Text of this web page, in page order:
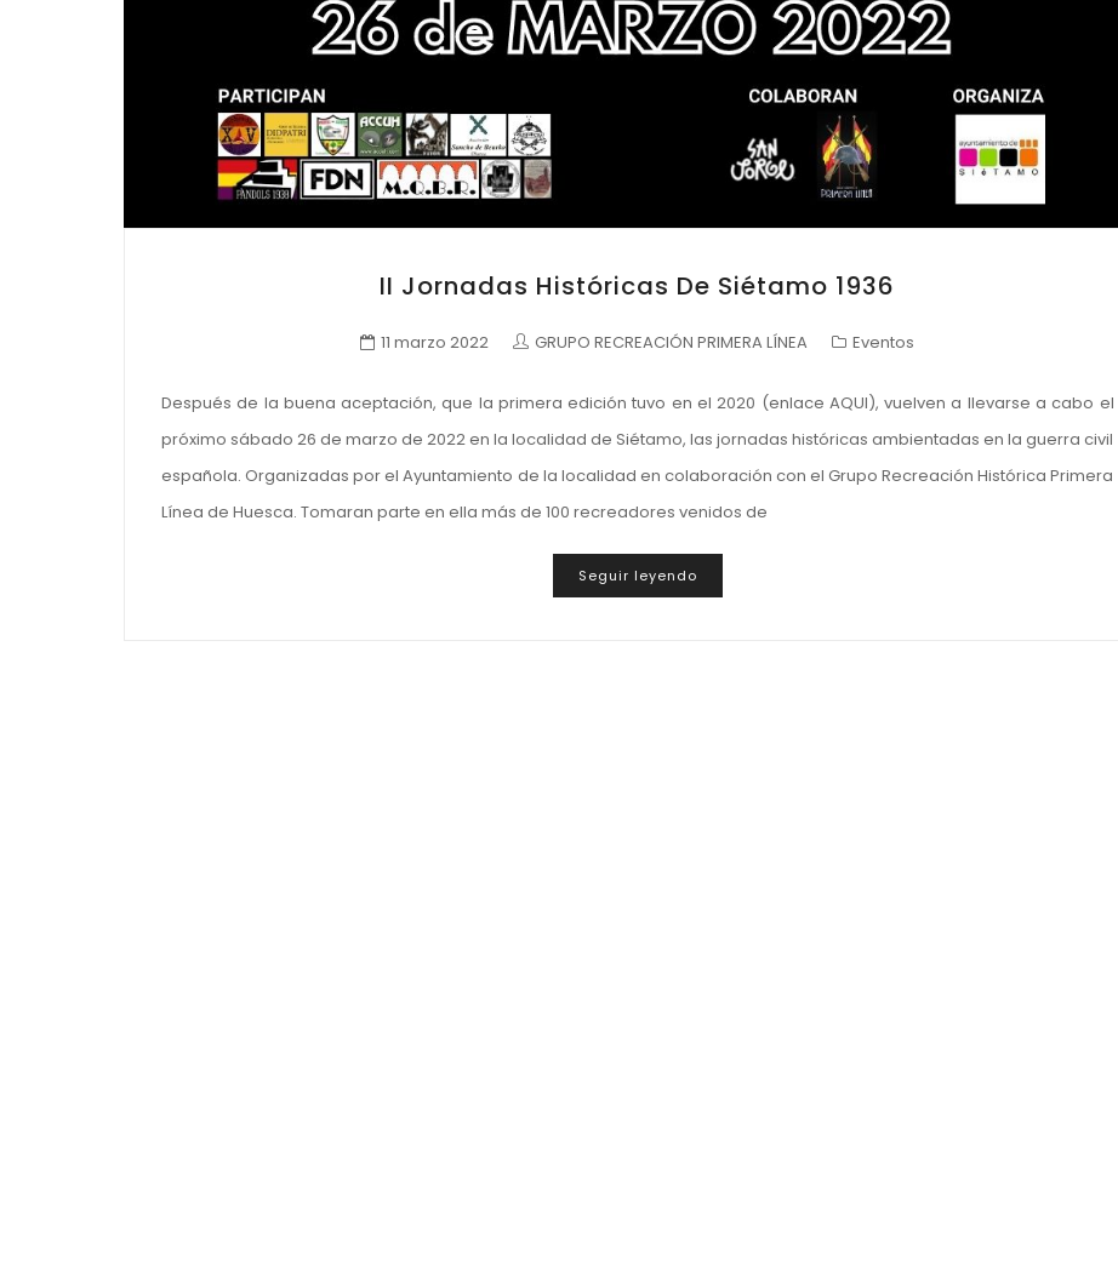
II Jornadas Históricas De Siétamo 1936
11 marzo 2022 GRUPO RECREACIÓN PRIMERA LÍNEA Eventos
Después de la buena aceptación, que la primera edición tuvo en el 2020 (enlace AQUI), vuelven a llevarse a cabo el
próximo sábado 26 de marzo de 2022 en la localidad de Siétamo, las jornadas históricas ambientadas en la guerra civil
española. Organizadas por el Ayuntamiento de la localidad en colaboración con el Grupo Recreación Histórica Primera
Línea de Huesca. Tomaran parte en ella más de 100 recreadores venidos de
Seguir leyendo